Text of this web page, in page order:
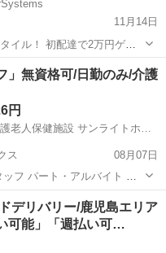
11月14日
2万円ゲッ
気軽にお問い合わせくださ
出来高制
」無資格可/日勤のみ/介護
円
ス
08月07日
ッフ パート・アルバイト 仕
〜1,226円 <基本給> 955〜
) 交通費支給月額:45,0...
デリバリー/鹿児島エリア
可能」「週払い可…